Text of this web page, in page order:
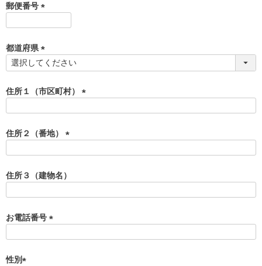
郵便番号
須
)
都道府県
(
須
)
住所１（市区町村）
)
住所２（番地）
須
)
住所３（建物名）
お電話番号
性別